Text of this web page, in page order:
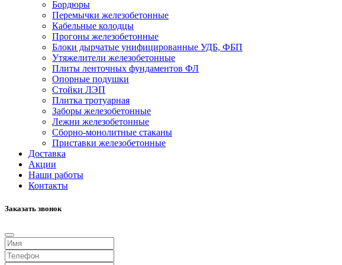
Бордюры
Перемычки железобетонные
Кабельные колодцы
Прогоны железобетонные
Блоки дырчатые унифицированные УДБ, ФБП
Утяжелители железобетонные
Плиты ленточных фундаментов ФЛ
Опорные подушки
Стойки ЛЭП
Плитка тротуарная
Заборы железобетонные
Лежни железобетонные
Сборно-монолитные стаканы
Приставки железобетонные
Доставка
Акции
Наши работы
Контакты
Заказать звонок